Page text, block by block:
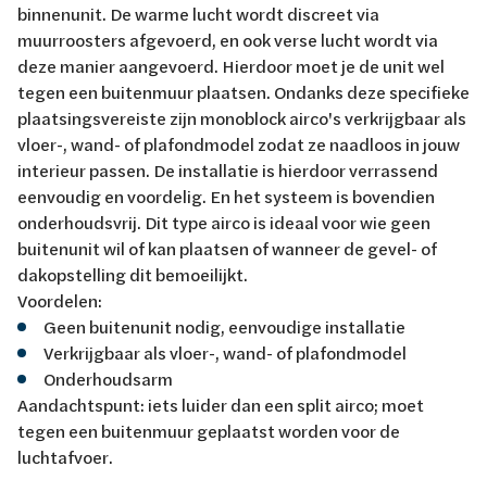
binnenunit. De warme lucht wordt discreet via
muurroosters afgevoerd, en ook verse lucht wordt via
deze manier aangevoerd. Hierdoor moet je de unit wel
tegen een buitenmuur plaatsen. Ondanks deze specifieke
plaatsingsvereiste zijn monoblock airco's verkrijgbaar als
vloer-, wand- of plafondmodel zodat ze naadloos in jouw
interieur passen. De installatie is hierdoor verrassend
eenvoudig en voordelig. En het systeem is bovendien
onderhoudsvrij. Dit type airco is ideaal voor wie geen
buitenunit wil of kan plaatsen of wanneer de gevel- of
dakopstelling dit bemoeilijkt.
Voordelen:
Geen buitenunit nodig, eenvoudige installatie
Verkrijgbaar als vloer-, wand- of plafondmodel
Onderhoudsarm
Aandachtspunt: iets luider dan een split airco; moet
tegen een buitenmuur geplaatst worden voor de
luchtafvoer.